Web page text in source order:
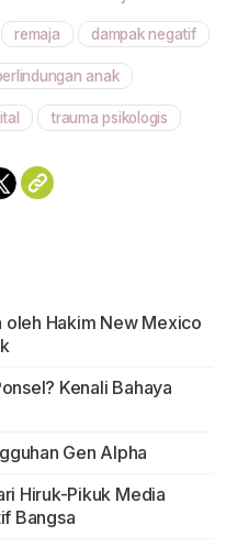
Mute
remaja dampak negatif
anak
trauma psikologis
oleh Hakim New Mexico
Kenali Bahaya
Gen Alpha
Hiruk-Pikuk Media
Bangsa